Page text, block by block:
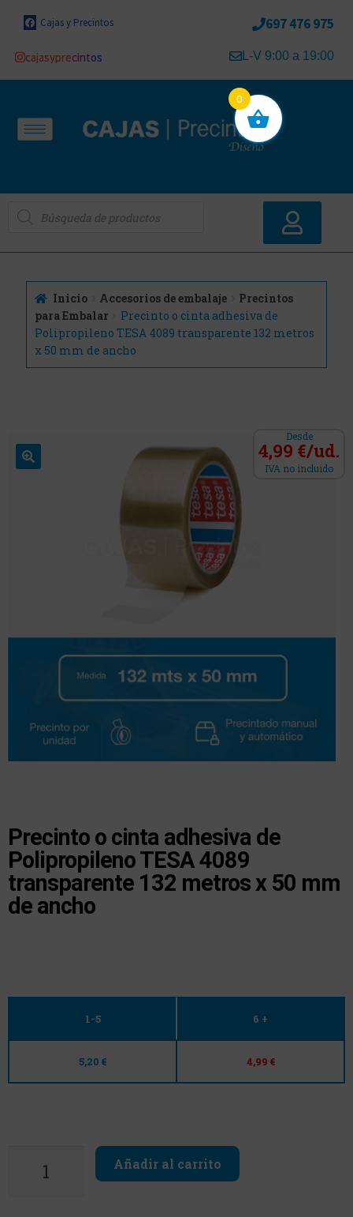
Cajas y Precintos
cajasyprecintos
697 476 975
L-V 9:00 a 19:00
Inicio Accesorios de embalaje
Precintos
para Embalar
Precinto o cinta adhesiva de
Polipropileno TESA 4089 transparente 132 metros
x 50 mm de ancho
Desde
4,99 €/ud.
IVA no incluido
Precinto o cinta adhesiva de
Polipropileno TESA 4089
transparente 132 metros x 50 mm
de ancho
1-5 6 +
5,20 € 4,99 €
Añadir al carrito
0